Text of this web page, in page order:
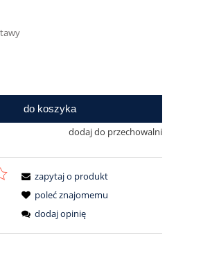
do koszyka
dodaj do przechowalni
zapytaj o produkt
poleć znajomemu
dodaj opinię